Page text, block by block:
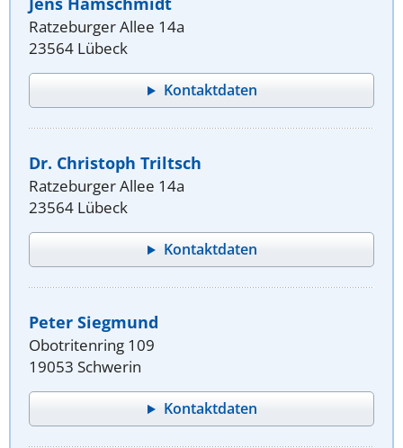
Ratzeburger Allee 14a
23564 Lübeck
Kontaktdaten
Dr. Christoph Triltsch
Ratzeburger Allee 14a
23564 Lübeck
Kontaktdaten
Peter Siegmund
Obotritenring 109
19053 Schwerin
Kontaktdaten